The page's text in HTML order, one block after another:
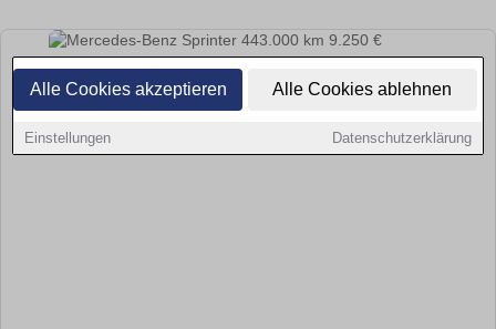
Alle Cookies akzeptieren Alle Cookies ablehnen
Einstellungen Datenschutzerklärung